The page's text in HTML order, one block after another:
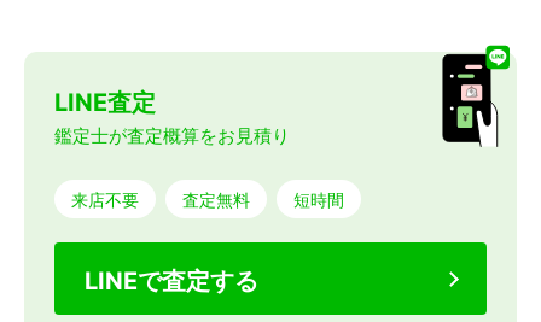
LINE査定
鑑定士が査定概算をお見積り
来店不要 査定無料 短時間
LINEで査定する